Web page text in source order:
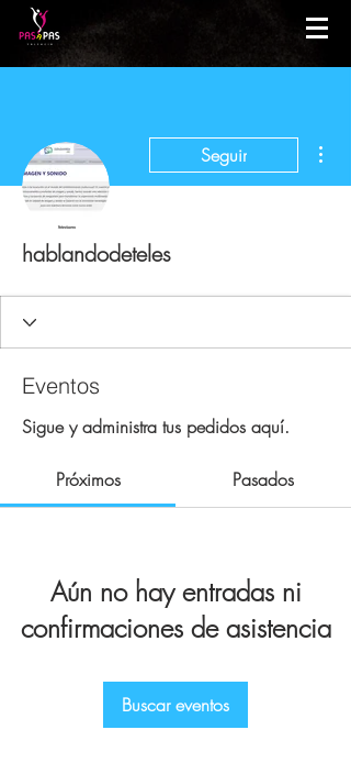
Seguir
hablandodeteles
Eventos
Sigue y administra tus pedidos aquí.
Próximos Pasados
Aún no hay entradas ni
confirmaciones de asistencia
Buscar eventos